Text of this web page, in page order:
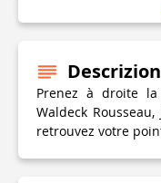
Prenez à droite
Waldeck
retrouvez votre